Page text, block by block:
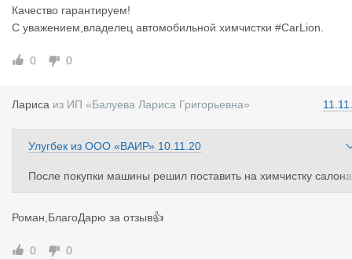
Качество гарантируем!
С уважением,владелец автомобильной химчистки #CarLion.
0 0
Лариса из ИП «Балуева Лариса Григорьевна»
Улугбек из ООО «ВАИР» 10.11.20
После покупки машины решил поставить на химчистку
ладиславу, ожидал что чистка будет на удовлетворительном
овне, но для меня было важно чтобы хоть как-то стало чище и
свежее. Когда пришел забирать машину, сказать что я был в
Роман,БлагоДарю за отзыв👍
0 0